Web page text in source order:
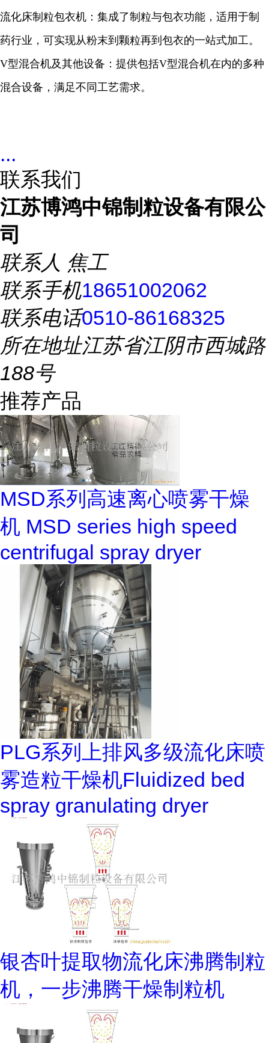
流化床制粒包衣机：集成了制粒与包衣功能，适用于制
药行业，可实现从粉末到颗粒再到包衣的一站式加工。
V型混合机及其他设备：提供包括V型混合机在内的多种
混合设备，满足不同工艺需求。
...
联系我们
江苏博鸿中锦制粒设备有限公
司
联系人 焦工
联系手机18651002062
联系电话0510-86168325
所在地址江苏省江阴市西城路
188号
推荐产品
MSD系列高速离心喷雾干燥
机 MSD series high speed
centrifugal spray dryer
PLG系列上排风多级流化床喷
雾造粒干燥机Fluidized bed
spray granulating dryer
银杏叶提取物流化床沸腾制粒
机，一步沸腾干燥制粒机